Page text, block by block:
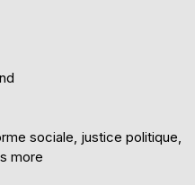
sociale, justice politique,
more